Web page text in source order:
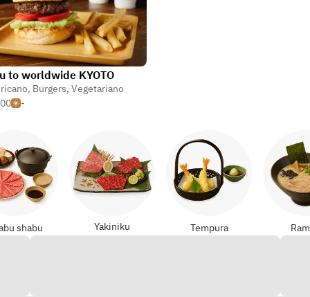
to worldwide KYOTO
, Burgers, Vegetariano
-
shabu Yakiniku Tempura